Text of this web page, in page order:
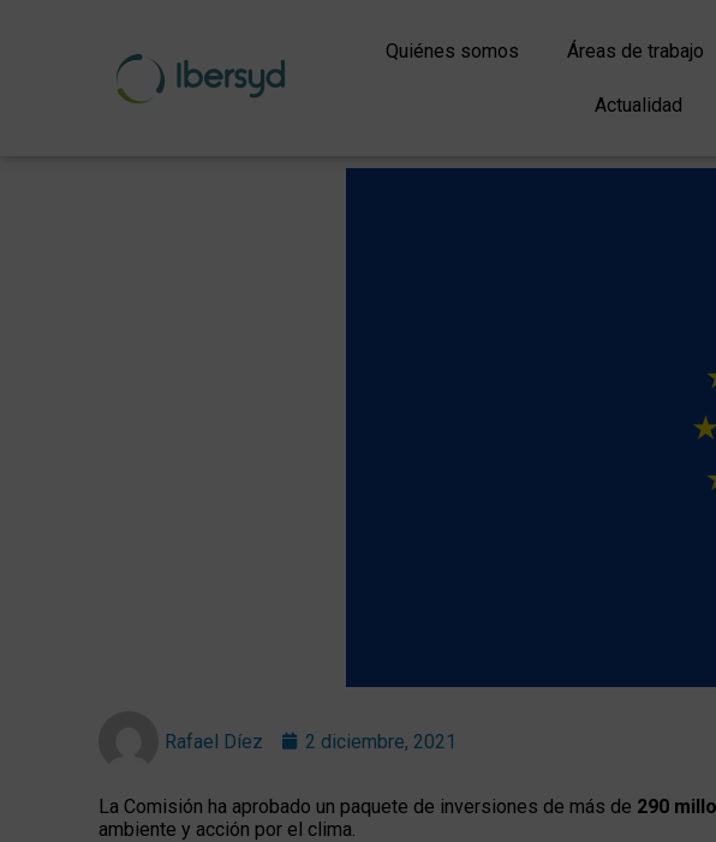
Quiénes somos Áreas de trabajo
Actualidad
Rafael Díez 2 diciembre, 2021
La Comisión ha aprobado un paquete de inversiones de más de 290
ambiente y acción por el clima.